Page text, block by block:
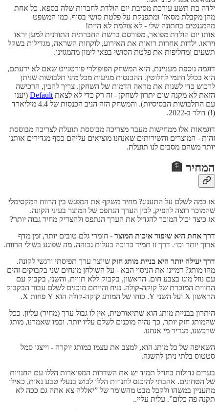
ילדה בת תשע עורכת מסיבת יום הולדת לחברות שלה בספא. כל אחת
מהן מקבלת מסאז’ ומתפנקת על פלטת סושי בסוף. כמו המשפט
מהמגנטים בחתונה שלי - לא צולמת לא היית!
אותו יום הולדת מפואר, מפורסם ברשת החברתית התורנית למען יראו
ויראו. ילדות אחרות רואות את האירוע, לוקחות השראה, מגדילות בשקל
תשעים ומחליפות את פלטת הסושי בפאי לימון מהמגזינו.
דוגמה נוספת מעניינת, היא המשחק הפופולרי פורטנייט שאם לא ידעתם,
הוא בכלל חינמי לחלוטין. ההכנסות מגיעות מכל מיני תלבושות שניתן
לרכוש כדי לשנות את מראה הדמות של השחקן. צריך להבין, הרכישה
הזאת לא מקנה שום יתרון לשחקן - זה רק כדי לא לצאת Default (יענו
עם התלבושות הבסיסיות). והמשחק הזה הניב הכנסות של 4.4 מיליארד
(!) דולר ב-2022.
דוגמאות אלו ממחישות מעבר מצריכה מבוססת תועלת לצריכה מבוססת
זהות - המוצרים והשירותים שאנחנו מוציאים עליהם כסף מגדירים אותנו
יותר משהם מסבים לנו תועלת.
המחיר 🏦
אז כמה לשלם על התענוג? מחיר משקף את המפגש בין הרווח המקסימלי
שהמוכר רוצה להפיק, לבין הערך הנתפס של המוצר בעיני הקונה.
אז כיצד יכול המוכר להגדיל את הערך הנתפס ולהצדיק מחיר גבוה יותר?
דרך אחת היא שיפור איכות המוצר - חומרי גלם טובים יותר, זמן מדף
ארוך יותר וכו׳. דרך זו תמיד כרוכה בעלות גבוהה, מה שפוגע בשולי הרווח.
דרך יעילה יותר היא בניית מותג חזק שיוצר ערך תפיסתי ורגשי לקונה.
מהו מותג? דמיינו את הניסוי הבא - על השולחן מונחים שני בקבוקים זהים
עם נוזל מוגז בצבע חום. הראשון, בקבוק ללא תווית, והשני, בקבוק עם
התווית המוכרת של קוקה-קולה. נניח והייתם מוכנים לשלם עבור הבקבוק
הראשון X ועל השני Y. כוחו של המותג קוקה-קולה הוא Y פחות X.
היתרון בבניית מותג הוא שתיאורטית, אין לו גבול ערך (מחיר) עליון. ככל
שהמותג חזק יותר, כך נהיה מוכנים לשלם עליו יותר. וכמו שאמרנו, מותג
שרכשנו, מגדיר מי אנחנו.
השאיפה של כל מותג הוא, למצב את עצמו כמותג יוקרה - וייצגו סמל
סטטוס בלתי ניתן להשגה.
בערים גדולות בחו״ל תמיד יש את השדרות המפוארות הללו עם החנויות
של הטחונים. אהבתי להיכנס לחנויות הללו לבוש בנעלי טבע נאות, כאילו
מתעניין במשהו ולקבל מבט מהשומר של ”יאללה צא אתה גם ככה לא
תקנה פה כלום”. עלית עליי..